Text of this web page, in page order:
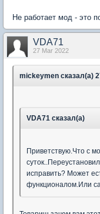
Не работает мод - это
VDA71
27 Mar 2022
mickeymen сказал(а)
VDA71 сказал(а)
Приветствую.Что с
исправить? Может
функционалом.Или